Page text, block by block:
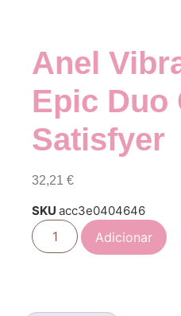
Anel
Epic Duo
Satisfyer
32,21 €
SKU acc3e0404646
Adicionar